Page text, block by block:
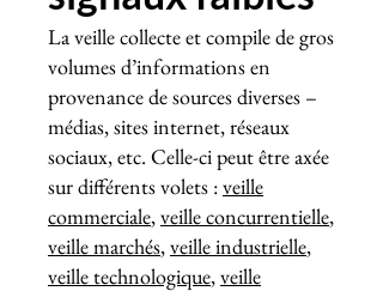
La veille collecte et compile de gros
volumes d’informations en
provenance de sources diverses –
médias, sites internet, réseaux
sociaux, etc. Celle-ci peut être axée
sur différents volets :veille
commerciale,veille concurrentielle,
veille marchés,veille industrielle,
veille technologique,veille